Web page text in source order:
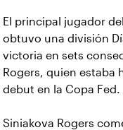
El principal jugador
obtuvo una división
victoria en sets
Rogers, quien estaba
debut en la Copa Fed.
Siniakova Rogers